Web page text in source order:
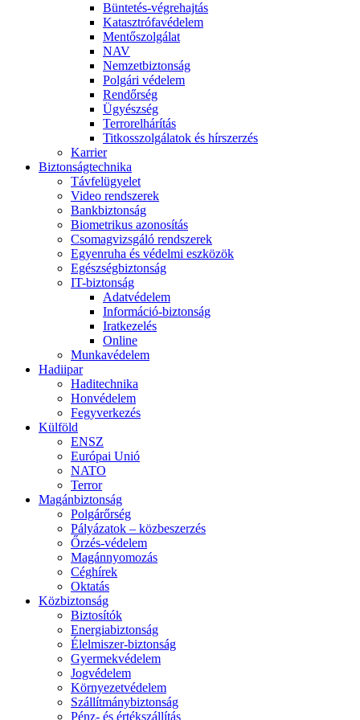
Büntetés-végrehajtás
Katasztrófavédelem
Mentőszolgálat
NAV
Nemzetbiztonság
Polgári védelem
Rendőrség
Ügyészség
Terrorelhárítás
Titkosszolgálatok és hírszerzés
Karrier
Biztonságtechnika
Távfelügyelet
Video rendszerek
Bankbiztonság
Biometrikus azonosítás
Csomagvizsgáló rendszerek
Egyenruha és védelmi eszközök
Egészségbiztonság
IT-biztonság
Adatvédelem
Információ-biztonság
Iratkezelés
Online
Munkavédelem
Hadiipar
Haditechnika
Honvédelem
Fegyverkezés
Külföld
ENSZ
Európai Unió
NATO
Terror
Magánbiztonság
Polgárőrség
Pályázatok – közbeszerzés
Őrzés-védelem
Magánnyomozás
Céghírek
Oktatás
Közbiztonság
Biztosítók
Energiabiztonság
Élelmiszer-biztonság
Gyermekvédelem
Jogvédelem
Környezetvédelem
Szállítmánybiztonság
Pénz- és értékszállítás